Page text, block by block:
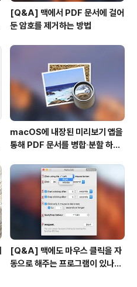
[Q&A] 맥에서 PDF 문서에 걸어
둔 암호를 제거하는 방법
macOS에 내장된 미리보기 앱을
통해 PDF 문서를 병합∙분할 하는
[Q&A] 맥에도 마우스 클릭을 자
동으로 해주는 프로그램이 있나